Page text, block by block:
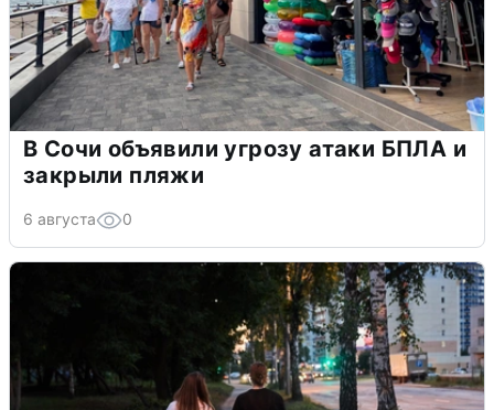
В Сочи объявили угрозу атаки БПЛА и
закрыли пляжи
6 августа 0